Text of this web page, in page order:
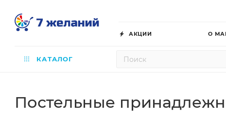
АКЦИИ О
КАТАЛОГ
Постельные